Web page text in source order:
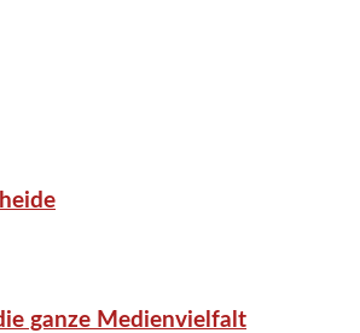
ganze Medienvielfalt